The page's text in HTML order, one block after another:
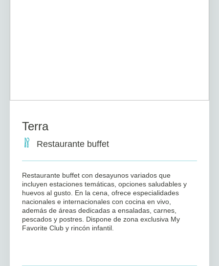
Terra
Restaurante buffet
Restaurante buffet con desayunos variados que
incluyen estaciones temáticas, opciones saludables y
huevos al gusto. En la cena, ofrece especialidades
nacionales e internacionales con cocina en vivo,
además de áreas dedicadas a ensaladas, carnes,
pescados y postres. Dispone de zona exclusiva My
Favorite Club y rincón infantil.